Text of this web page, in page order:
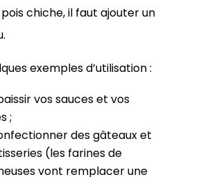
chiche, il faut ajouter un
exemples d’utilisation :
vos sauces et vos
;
des gâteaux et
(les farines de
vont remplacer une